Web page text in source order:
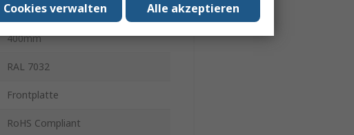
Ja
400mm
RAL 7032
Frontplatte
RoHS Compliant
Alle akzeptieren
Cookies verwalten